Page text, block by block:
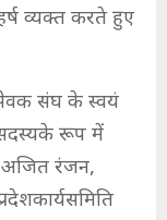
व्यक्त करते हुए
संघ के स्वयं
रूप में
अजित रंजन,